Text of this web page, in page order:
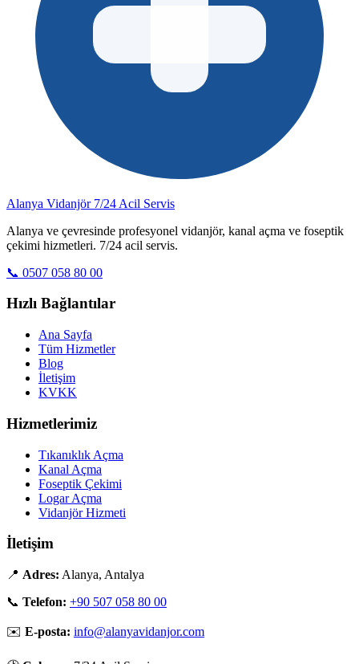
Alanya Vidanjör 7/24 Acil Servis
Alanya ve çevresinde profesyonel vidanjör, kanal açma ve foseptik
çekimi hizmetleri. 7/24 acil servis.
📞 0507 058 80 00
Hızlı Bağlantılar
Ana Sayfa
Tüm Hizmetler
Blog
İletişim
KVKK
Hizmetlerimiz
Tıkanıklık Açma
Kanal Açma
Foseptik Çekimi
Logar Açma
Vidanjör Hizmeti
İletişim
📍 Adres: Alanya, Antalya
📞 Telefon: +90 507 058 80 00
✉️ E-posta: info@alanyavidanjor.com